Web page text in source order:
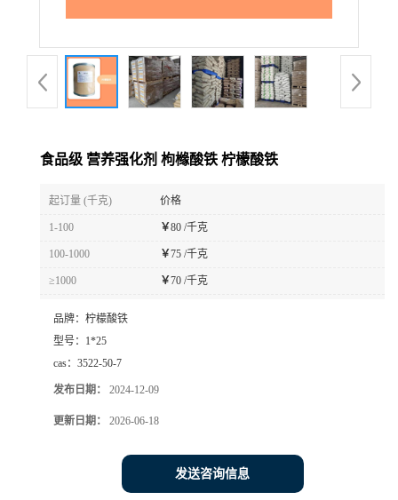
食品级 营养强化剂 枸橼酸铁 柠檬酸铁
起订量 (千克) 价格
1-100 ￥80 /千克
100-1000 ￥75 /千克
≥1000 ￥70 /千克
品牌： 柠檬酸铁
型号： 1*25
cas： 3522-50-7
发布日期： 2024-12-09
更新日期： 2026-06-18
发送咨询信息